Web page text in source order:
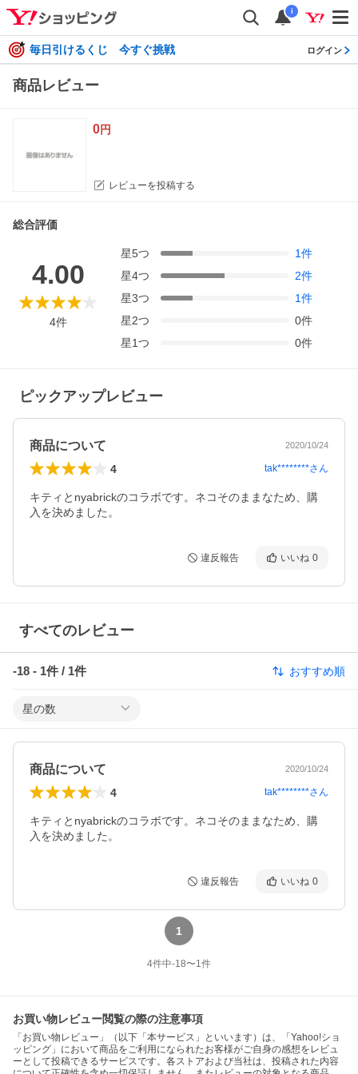
i
毎日引けるくじ 今すぐ挑戦 ログイン
商品レビュー
0円
レビューを投稿する
総合評価
4.00
4件
星5つ 1件
星4つ 2件
星3つ 1件
星2つ 0件
星1つ 0件
ピックアップレビュー
商品について 2020/10/24
4 tak********さん
キティとnyabrickのコラボです。ネコそのままなため、購
入を決めました。
違反報告 いいね 0
すべてのレビュー
-18 - 1件 / 1件 おすすめ順
星の数
商品について 2020/10/24
4 tak********さん
キティとnyabrickのコラボです。ネコそのままなため、購
入を決めました。
違反報告 いいね 0
1
4件中-18〜1件
お買い物レビュー閲覧の際の注意事項
「お買い物レビュー」（以下「本サービス」といいます）は、「Yahoo!ショ
ッピング」において商品をご利用になられたお客様がご自身の感想をレビュ
ーとして投稿できるサービスです。各ストアおよび当社は、投稿された内容